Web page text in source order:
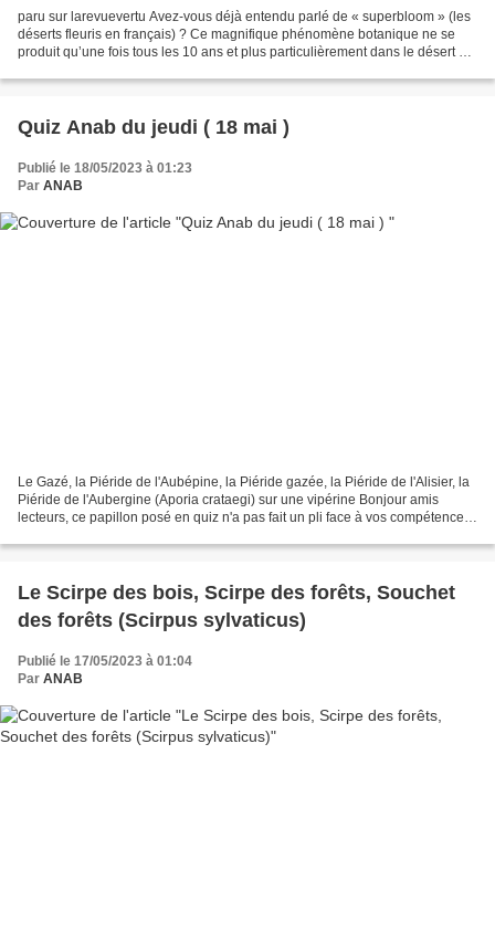
paru sur larevuevertu Avez-vous déjà entendu parlé de « superbloom » (les
déserts fleuris en français) ? Ce magnifique phénomène botanique ne se
produit qu’une fois tous les 10 ans et plus particulièrement dans le désert de
Quiz Anab du jeudi ( 18 mai )
Publié le 18/05/2023 à 01:23
Par ANAB
Le Gazé, la Piéride de l'Aubépine, la Piéride gazée, la Piéride de l'Alisier, la
Piéride de l'Aubergine (Aporia crataegi) sur une vipérine Bonjour amis
lecteurs, ce papillon posé en quiz n'a pas fait un pli face à vos compétences
Le Scirpe des bois, Scirpe des forêts, Souchet
des forêts (Scirpus sylvaticus)
Publié le 17/05/2023 à 01:04
Par ANAB